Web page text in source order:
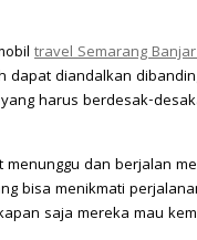
travel Semarang
dapat diandalkan
harus berdesak-
menunggu dan berjalan
bisa menikmati
saja mereka mau